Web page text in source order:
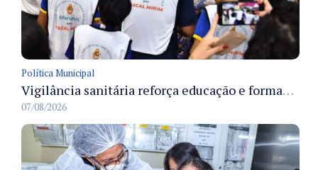
Política Municipal
Vigilância sanitária reforça educação e formação de médicos em Manaus na Semana da Vigilância 2026
07/08/2026